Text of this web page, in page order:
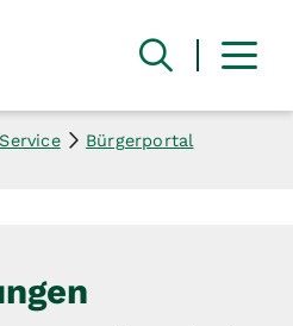
Bürgerportal